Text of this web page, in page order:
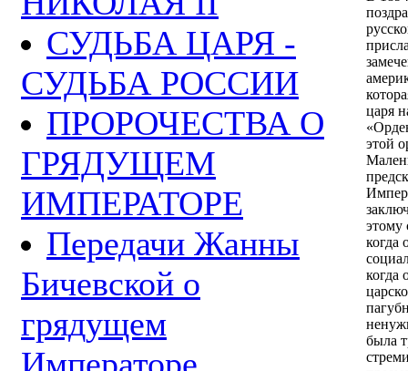
СУДЬБА ЦАРЯ -
СУДЬБА РОССИИ
ПРОРОЧЕСТВА О
ГРЯДУЩЕМ
ИМПЕРАТОРЕ
Передачи Жанны
Бичевской о
грядущем
царя
этой
этому
когда
когда
была